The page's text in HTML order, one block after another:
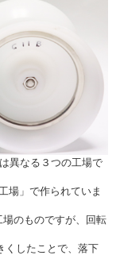
異なる３つの工場で
場」で作られていま
のものですが、回転
くしたことで、落下